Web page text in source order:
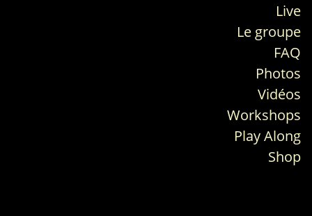
Live
Le groupe
FAQ
Photos
Vidéos
Workshops
Play Along
Shop